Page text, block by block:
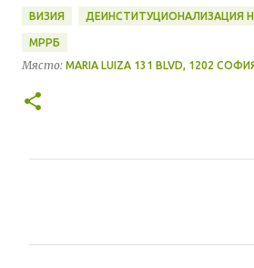
ВИЗИЯ ДЕИНСТИТУЦИОНАЛИЗАЦИЯ
МРРБ
Място: MARIA LUIZA 131 BLVD, 1202